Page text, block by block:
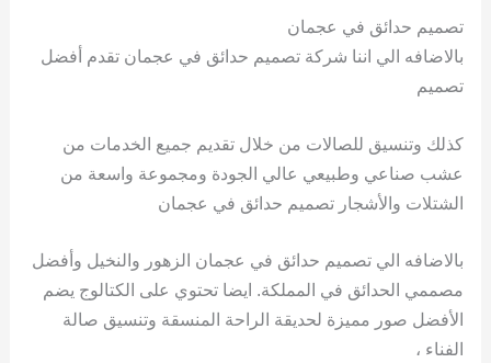
تصميم حدائق في عجمان
بالاضافه الي اننا شركة تصميم حدائق في عجمان تقدم أفضل
تصميم
كذلك وتنسيق للصالات من خلال تقديم جميع الخدمات من
عشب صناعي وطبيعي عالي الجودة ومجموعة واسعة من
الشتلات والأشجار تصميم حدائق في عجمان
بالاضافه الي تصميم حدائق في عجمان الزهور والنخيل وأفضل
مصممي الحدائق في المملكة. ايضا تحتوي على الكتالوج يضم
الأفضل صور مميزة لحديقة الراحة المنسقة وتنسيق صالة
الفناء ،